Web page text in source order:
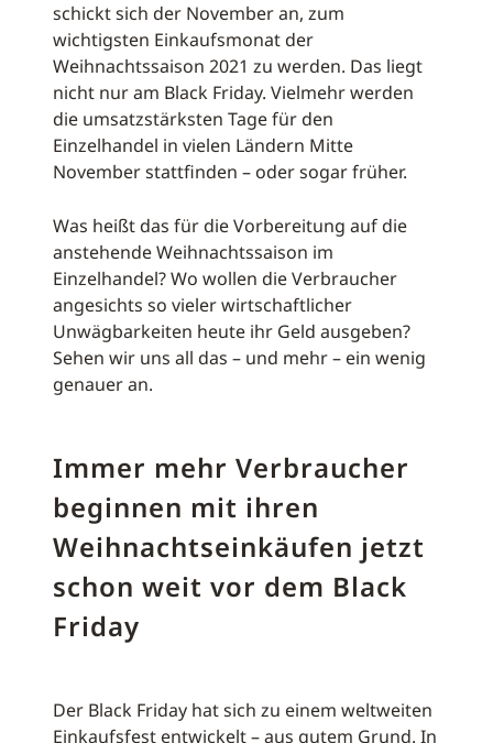
schickt sich der November an, zum
wichtigsten Einkaufsmonat der
Weihnachtssaison 2021 zu werden. Das liegt
nicht nur am Black Friday. Vielmehr werden
die umsatzstärksten Tage für den
Einzelhandel in vielen Ländern Mitte
November stattfinden – oder sogar früher.
Was heißt das für die Vorbereitung auf die
anstehende Weihnachtssaison im
Einzelhandel? Wo wollen die Verbraucher
angesichts so vieler wirtschaftlicher
Unwägbarkeiten heute ihr Geld ausgeben?
Sehen wir uns all das – und mehr – ein wenig
genauer an.
Immer mehr Verbraucher
beginnen mit ihren
Weihnachtseinkäufen jetzt
schon weit vor dem Black
Friday
Der Black Friday hat sich zu einem weltweiten
Einkaufsfest entwickelt – aus gutem Grund. In